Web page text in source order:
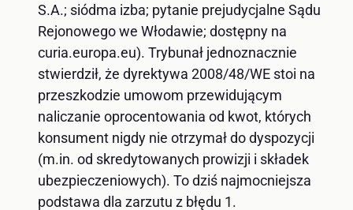
S.A.; siódma izba; pytanie prejudycjalne Sądu
Rejonowego we Włodawie; dostępny na
curia.europa.eu). Trybunał jednoznacznie
stwierdził, że dyrektywa 2008/48/WE stoi na
przeszkodzie umowom przewidującym
naliczanie oprocentowania od kwot, których
konsument nigdy nie otrzymał do dyspozycji
(m.in. od skredytowanych prowizji i składek
ubezpieczeniowych). To dziś najmocniejsza
podstawa dla zarzutu z błędu 1.